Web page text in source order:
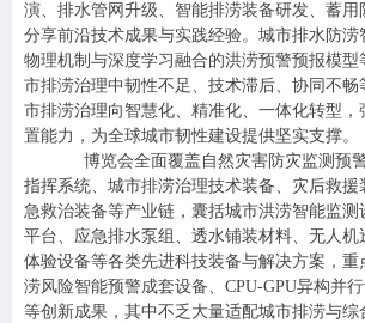
演、排水管网升级、智能排涝装备研发、蓄
分享前沿技术成果与实践经验。城市排水防涝
物理机制与深度学习融合的洪涝预警预报模
市排涝治理中韧性不足、技术滞后、协同不
市排涝治理向智慧化、精准化、一体化转型，
置能力，为全球城市韧性建设提供坚实支撑。
博览会全面覆盖自然灾害防灾监测预
指挥系统、城市排涝治理技术装备、灾后救
急救治装备等产业链，囊括城市洪涝智能监
平台、应急排水泵组、透水铺装材料、无人机
体验设备等各类先进科技装备与解决方案，
涝风险智能预警成套设备、CPU-GPU异构并
等创新成果，其中不乏大量适配城市排涝与综